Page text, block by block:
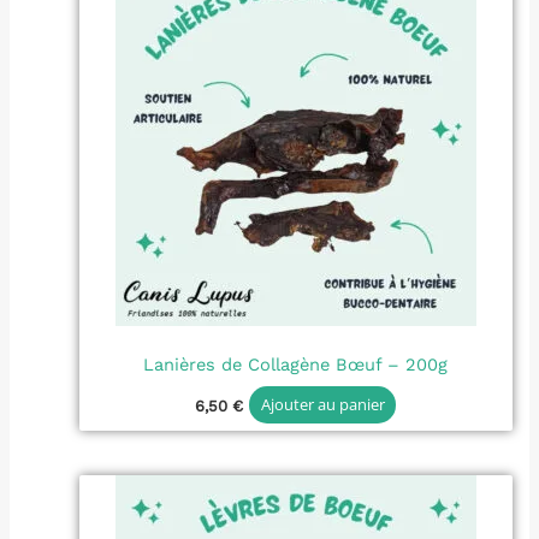
Lanières de Collagène Bœuf – 200g
6,50€ Ajouter au panier